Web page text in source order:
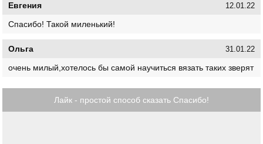
Евгения 12.01.22
Спасибо! Такой миленький!
Ольга 31.01.22
очень милый,хотелось бы самой научиться вязать таких зверят
Лайк - простой способ сказать Спасибо!